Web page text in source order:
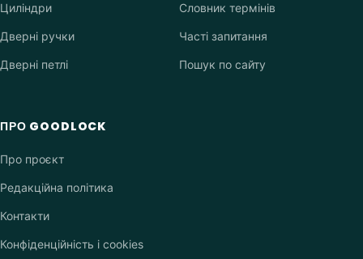
Циліндри
Дверні ручки
Дверні петлі
Словник термінів
Часті запитання
Пошук по сайту
ПРО GOODLOCK
Про проєкт
Редакційна політика
Контакти
Конфіденційність і cookies